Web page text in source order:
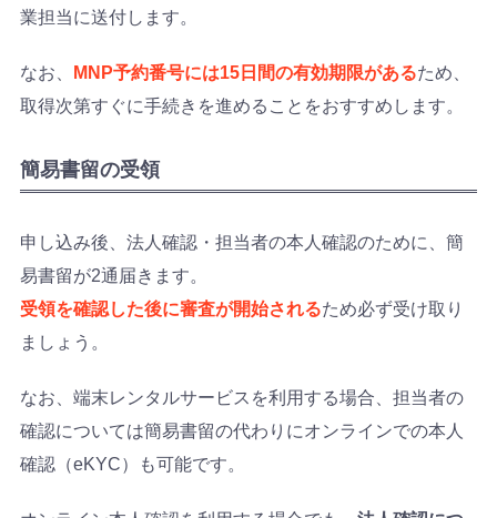
業担当に送付します。
なお、 MNP予約番号には15日間の有効期限があるため、
取得次第すぐに手続きを進めることをおすすめします。
簡易書留の受領
申し込み後、法人確認・担当者の本人確認のために、簡
易書留が2通届きます。
受領を確認した後に審査が開始されるため必ず受け取り
ましょう。
なお、端末レンタルサービスを利用する場合、担当者の
確認については簡易書留の代わりにオンラインでの本人
確認（eKYC）も可能です。